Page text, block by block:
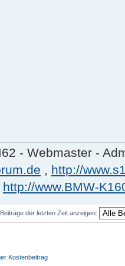
- Webmaster -
, http://
http://www.BMW-
Beiträge der letzten Zeit anzeigen:
Kostenbeitrag